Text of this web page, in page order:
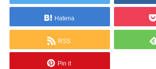
Hatena
RSS
Pin it